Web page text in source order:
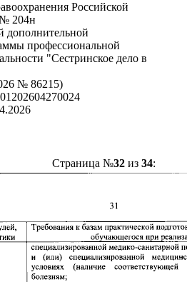
Российской
204н
дополнительной
профессиональной
"Сестринское дело в
№ 86215)
Страница №32из 34: